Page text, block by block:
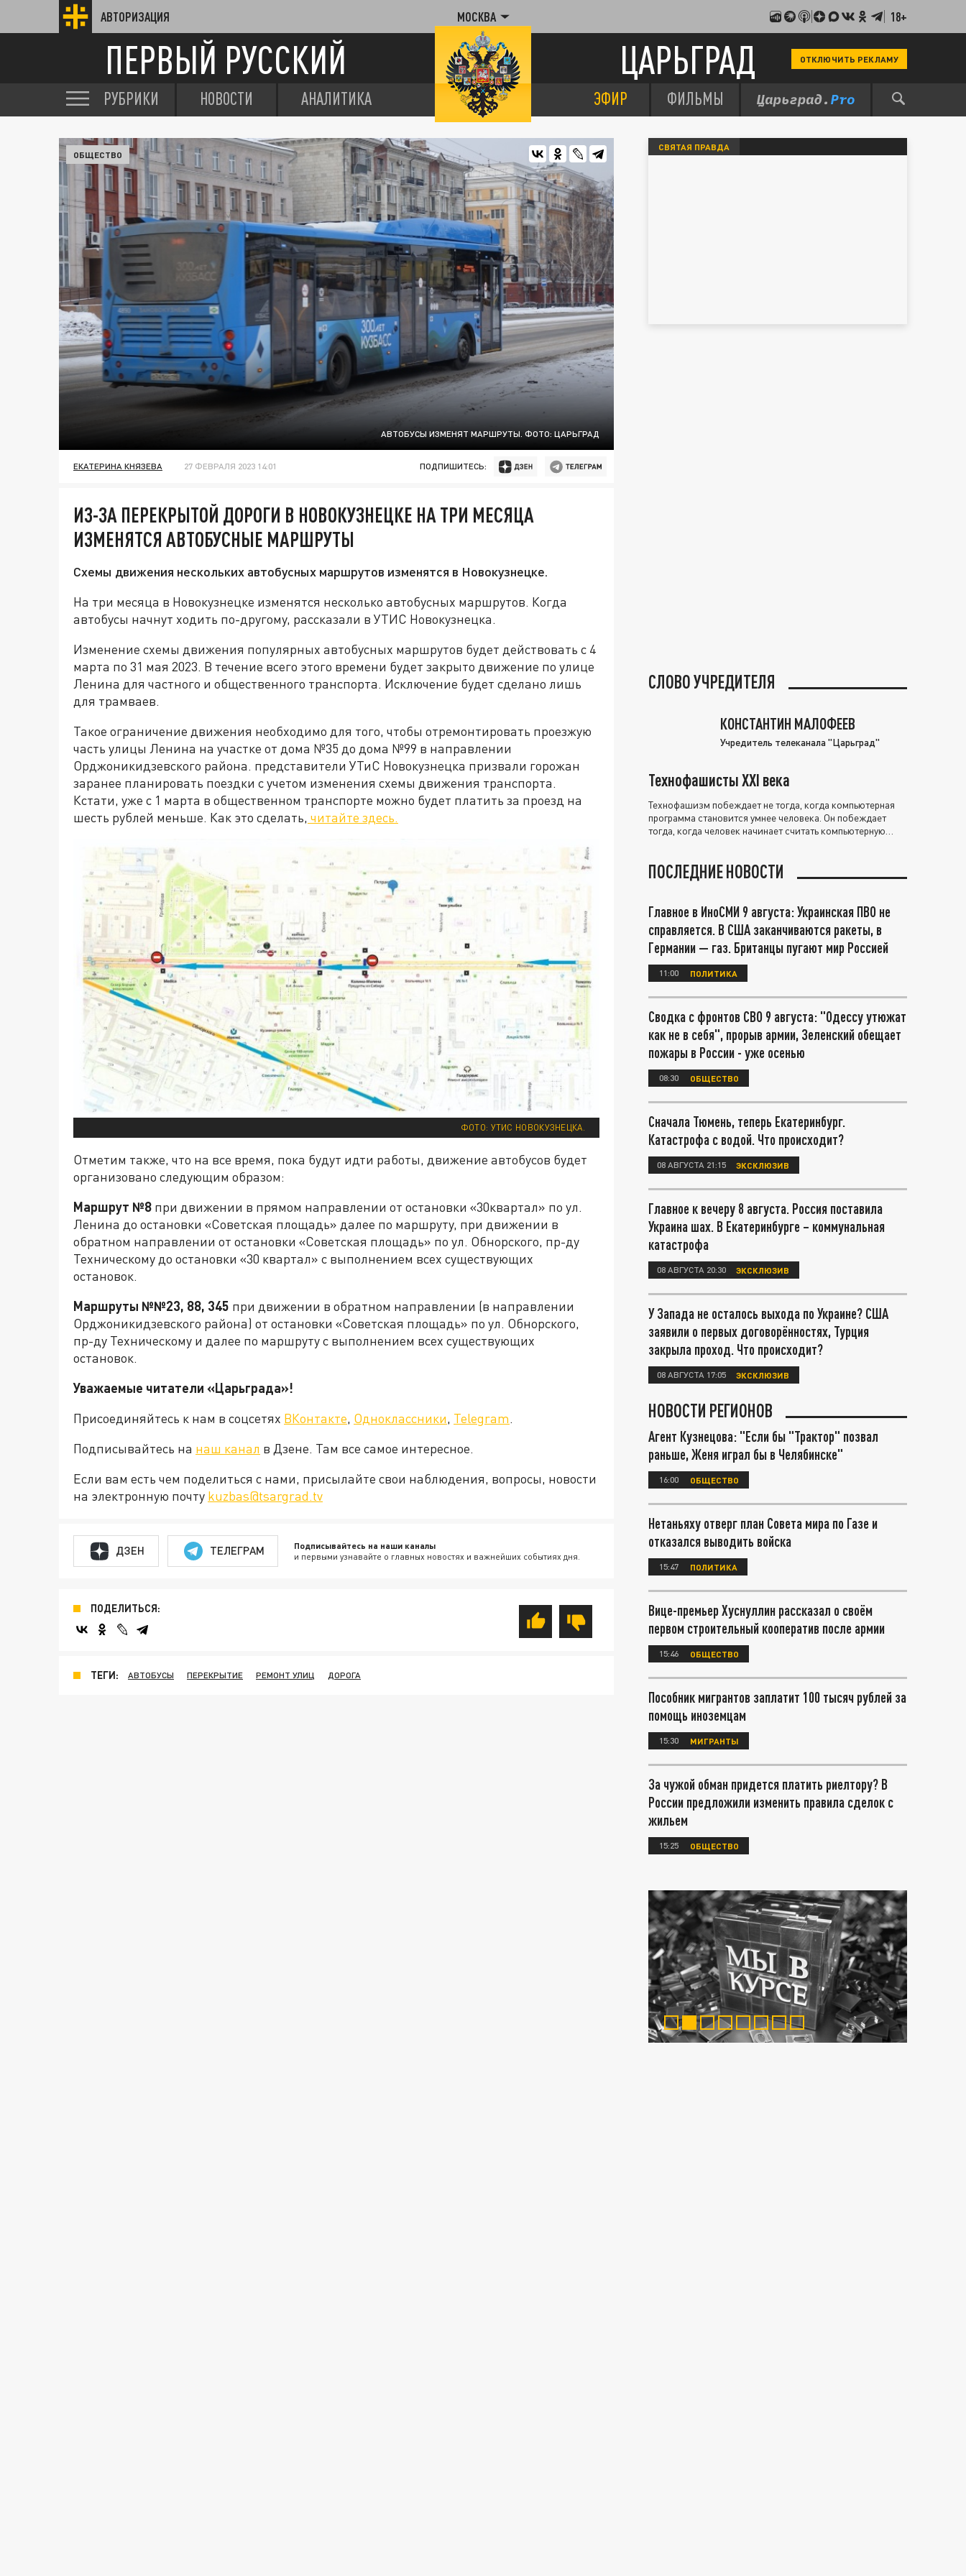
АВТОРИЗАЦИЯ МОСКВА 18+
ПЕРВЫЙ РУССКИЙ ЦАРЬГРАД ОТКЛЮЧИТЬ РЕКЛАМУ
РУБРИКИ НОВОСТИ АНАЛИТИКА ЭФИР ФИЛЬМЫ
АВТОБУСЫ ИЗМЕНЯТ МАРШРУТЫ. ФОТО: ЦАРЬГРАД
ОБЩЕСТВО
ЕКАТЕРИНА КНЯЗЕВА 27 ФЕВРАЛЯ 2023 14:01 ПОДПИШИТЕСЬ:
ИЗ-ЗА ПЕРЕКРЫТОЙ ДОРОГИ В НОВОКУЗНЕЦКЕ НА ТРИ МЕСЯЦА
ИЗМЕНЯТСЯ АВТОБУСНЫЕ МАРШРУТЫ
Схемы движения нескольких автобусных маршрутов изменятся в Новокузнецке.
На три месяца в Новокузнецке изменятся несколько автобусных маршрутов. Когда
автобусы начнут ходить по-другому, рассказали в УТИС Новокузнецка.
Изменение схемы движения популярных автобусных маршрутов будет действовать с 4
марта по 31 мая 2023. В течение всего этого времени будет закрыто движение по улице
Ленина для частного и общественного транспорта. Исключение будет сделано лишь
для трамваев.
Такое ограничение движения необходимо для того, чтобы отремонтировать проезжую
часть улицы Ленина на участке от дома №35 до дома №99 в направлении
Орджоникидзевского района. представители УТиС Новокузнецка призвали горожан
заранее планировать поездки с учетом изменения схемы движения транспорта.
Кстати, уже с 1 марта в общественном транспорте можно будет платить за проезд на
шесть рублей меньше. Как это сделать, читайте здесь.
ФОТО: УТИС НОВОКУЗНЕЦКА.
Отметим также, что на все время, пока будут идти работы, движение автобусов будет
организовано следующим образом:
Маршрут №8 при движении в прямом направлении от остановки «30квартал» по ул.
Ленина до остановки «Советская площадь» далее по маршруту, при движении в
обратном направлении от остановки «Советская площадь» по ул. Обнорского, пр-ду
Техническому до остановки «30 квартал» с выполнением всех существующих
остановок.
Маршруты №№23, 88, 345 при движении в обратном направлении (в направлении
Орджоникидзевского района) от остановки «Советская площадь» по ул. Обнорского,
пр-ду Техническому и далее по маршруту с выполнением всех существующих
остановок.
Уважаемые читатели «Царьграда»!
Присоединяйтесь к нам в соцсетях ВКонтакте, Одноклассники, Telegram.
Подписывайтесь на наш канал в Дзене. Там все самое интересное.
Если вам есть чем поделиться с нами, присылайте свои наблюдения, вопросы, новости
на электронную почту kuzbas@tsargrad.tv
ДЗЕН ТЕЛЕГРАМ Подписывайтесь на наши каналы
и первыми узнавайте о главных новостях и важнейших событиях дня.
ПОДЕЛИТЬСЯ:
ТЕГИ: АВТОБУСЫ ПЕРЕКРЫТИЕ РЕМОНТ УЛИЦ ДОРОГА
СВЯТАЯ ПРАВДА
СЛОВО УЧРЕДИТЕЛЯ
КОНСТАНТИН МАЛОФЕЕВ
Учредитель телеканала "Царьград"
Технофашисты XXI века
Технофашизм побеждает не тогда, когда компьютерная
программа становится умнее человека. Он побеждает
тогда, когда человек начинает считать компьютерную
ПОСЛЕДНИЕ НОВОСТИ
Главное в ИноСМИ 9 августа: Украинская ПВО не
справляется. В США заканчиваются ракеты, в
Германии — газ. Британцы пугают мир Россией
11:00 ПОЛИТИКА
Сводка с фронтов СВО 9 августа: "Одессу утюжат
как не в себя", прорыв армии, Зеленский обещает
пожары в России - уже осенью
08:30 ОБЩЕСТВО
Сначала Тюмень, теперь Екатеринбург.
Катастрофа с водой. Что происходит?
08 АВГУСТА 21:15 ЭКСКЛЮЗИВ
Главное к вечеру 8 августа. Россия поставила
Украина шах. В Екатеринбурге – коммунальная
катастрофа
08 АВГУСТА 20:30 ЭКСКЛЮЗИВ
У Запада не осталось выхода по Украине? США
заявили о первых договорённостях, Турция
закрыла проход. Что происходит?
08 АВГУСТА 17:05 ЭКСКЛЮЗИВ
НОВОСТИ РЕГИОНОВ
Агент Кузнецова: "Если бы "Трактор" позвал
раньше, Женя играл бы в Челябинске"
16:00 ОБЩЕСТВО
Нетаньяху отверг план Совета мира по Газе и
отказался выводить войска
15:47 ПОЛИТИКА
Вице-премьер Хуснуллин рассказал о своём
первом строительный кооператив после армии
15:46 ОБЩЕСТВО
Пособник мигрантов заплатит 100 тысяч рублей за
помощь иноземцам
15:30 МИГРАНТЫ
За чужой обман придется платить риелтору? В
России предложили изменить правила сделок с
жильем
15:25 ОБЩЕСТВО